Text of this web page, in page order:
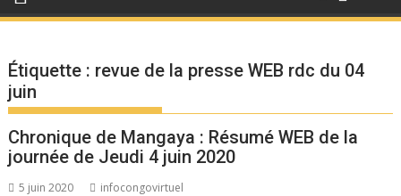
Étiquette : revue de la presse WEB rdc du 04
juin
Chronique de Mangaya : Résumé WEB de la
journée de Jeudi 4 juin 2020
5 juin 2020 infocongovirtuel